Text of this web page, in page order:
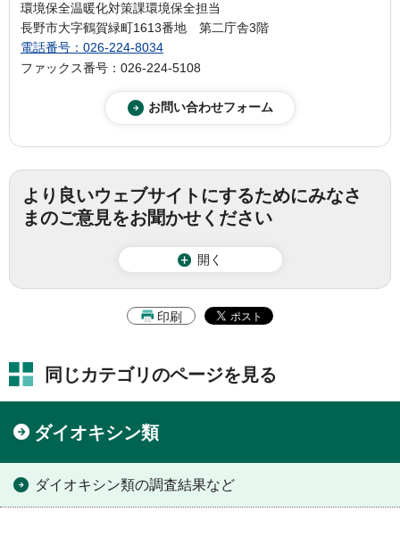
環境保全温暖化対策課環境保全担当
長野市大字鶴賀緑町1613番地 第二庁舎3階
電話番号：026-224-8034
ファックス番号：026-224-5108
より良いウェブサイトにするためにみなさ
まのご意見をお聞かせください
開く
印刷
同じカテゴリのページを見る
ダイオキシン類
ダイオキシン類の調査結果など